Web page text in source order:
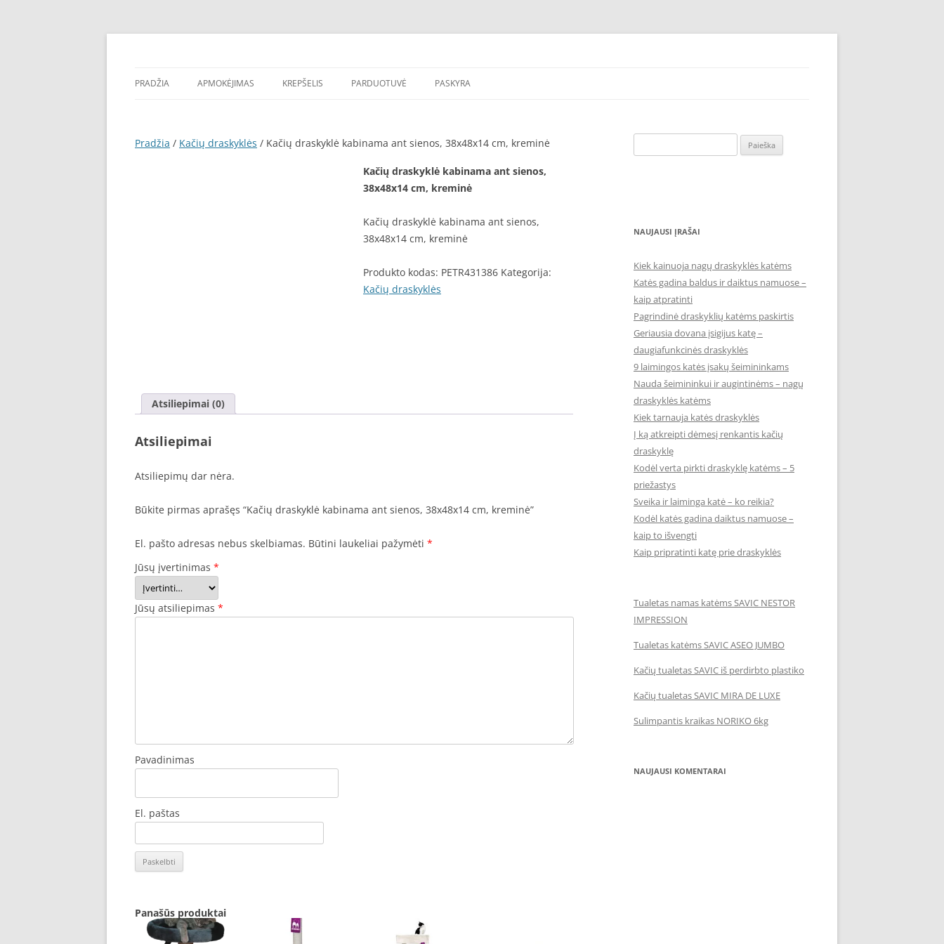
Pereiti
garantija pigiau – DraskyklesKatems.lt!
PRADŽIA APMOKĖJIMAS KREPŠELIS PARDUOTUVĖ PASKYRA
Pradžia / Kačių draskyklės / Kačių draskyklė kabinama ant sienos, 38x48x14 cm, kreminė
Kačių draskyklė kabinama ant sienos,
38x48x14 cm, kreminė
Kačių draskyklė kabinama ant sienos,
38x48x14 cm, kreminė
Produkto kodas: PETR431386 Kategorija:
Kačių draskyklės
Atsiliepimai (0)
Atsiliepimai
Atsiliepimų dar nėra.
Būkite pirmas aprašęs “Kačių draskyklė kabinama ant sienos, 38x48x14 cm, kreminė”
El. pašto adresas nebus skelbiamas. Būtini laukeliai pažymėti *
Jūsų įvertinimas *
Jūsų atsiliepimas *
Pavadinimas
El. paštas
Panašūs produktai
NAUJAUSI ĮRAŠAI
Kiek kainuoja nagų draskyklės katėms
Katės gadina baldus ir daiktus namuose –
kaip atpratinti
Pagrindinė draskyklių katėms paskirtis
Geriausia dovana įsigijus katę –
daugiafunkcinės draskyklės
9 laimingos katės įsakų šeimininkams
Nauda šeimininkui ir augintinėms – nagų
draskyklės katėms
Kiek tarnauja katės draskyklės
Į ką atkreipti dėmesį renkantis kačių
draskyklę
Kodėl verta pirkti draskyklę katėms – 5
priežastys
Sveika ir laiminga katė – ko reikia?
Kodėl katės gadina daiktus namuose –
kaip to išvengti
Kaip pripratinti katę prie draskyklės
Tualetas namas katėms SAVIC NESTOR
IMPRESSION
Tualetas katėms SAVIC ASEO JUMBO
Kačių tualetas SAVIC iš perdirbto plastiko
Kačių tualetas SAVIC MIRA DE LUXE
Sulimpantis kraikas NORIKO 6kg
NAUJAUSI KOMENTARAI